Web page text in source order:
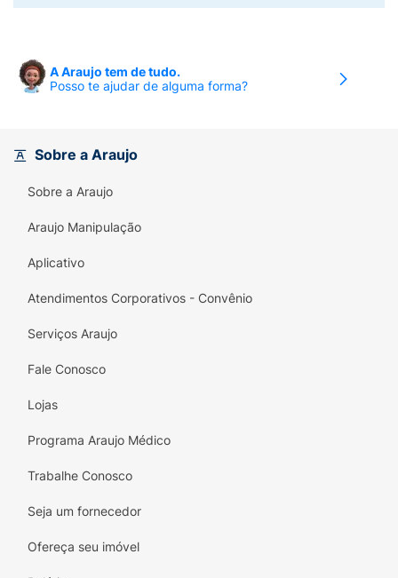
A Araujo tem de tudo.
Posso te ajudar de alguma forma?
Sobre a Araujo
Sobre a Araujo
Araujo Manipulação
Aplicativo
Atendimentos Corporativos - Convênio
Serviços Araujo
Fale Conosco
Lojas
Programa Araujo Médico
Trabalhe Conosco
Seja um fornecedor
Ofereça seu imóvel